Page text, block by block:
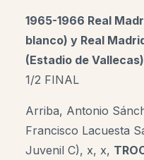
1965-1966 Real
blanco) y Real
(Estadio de
1/2 FINAL
Arriba, Antonio
Francisco Lacuesta
Juvenil C), x, x,